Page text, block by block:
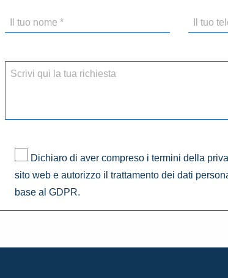
Dichiaro di aver compreso i termini della
sito web e autorizzo il trattamento dei dati
base al GDPR.